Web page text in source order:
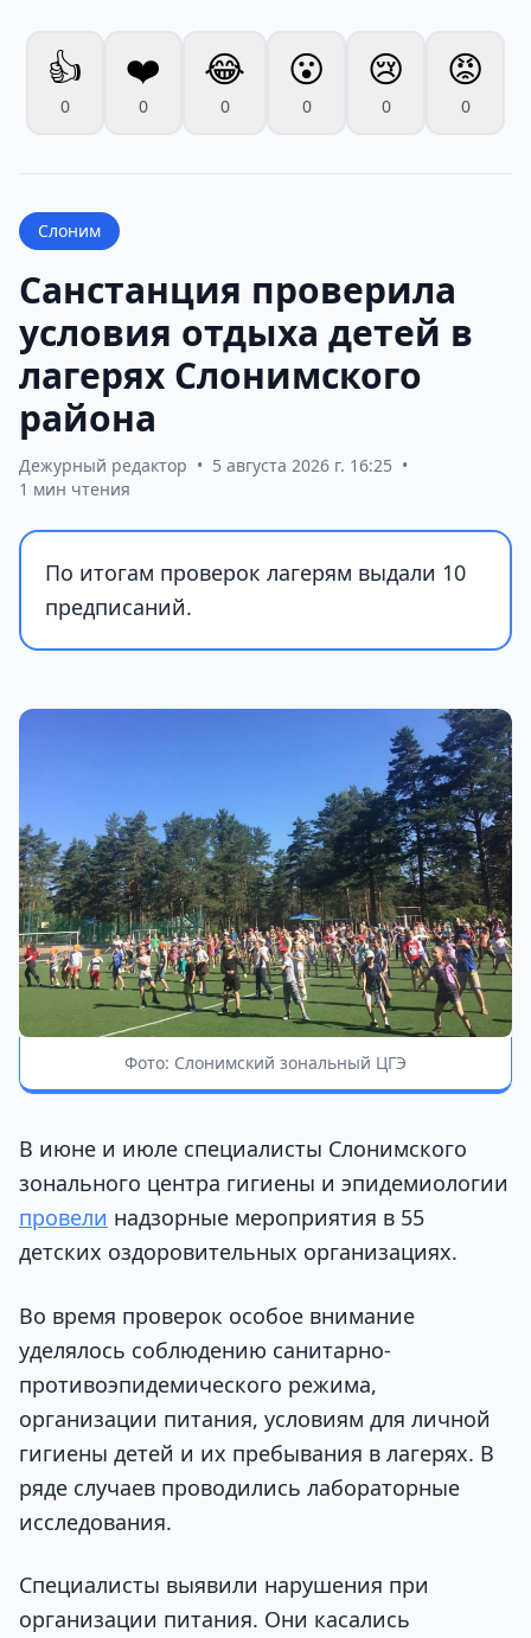
👍
0
❤️
0
😂
0
😮
0
😢
0
😡
0
Слоним
Санстанция проверила
условия отдыха детей в
лагерях Слонимского
района
Дежурный редактор • 5 августа 2026 г. 16:25 •
1 мин чтения
По итогам проверок лагерям выдали 10
предписаний.
Фото: Слонимский зональный ЦГЭ
В июне и июле специалисты Слонимского
зонального центра гигиены и эпидемиологии
провели надзорные мероприятия в 55
детских оздоровительных организациях.
Во время проверок особое внимание
уделялось соблюдению санитарно-
противоэпидемического режима,
организации питания, условиям для личной
гигиены детей и их пребывания в лагерях. В
ряде случаев проводились лабораторные
исследования.
Специалисты выявили нарушения при
организации питания. Они касались